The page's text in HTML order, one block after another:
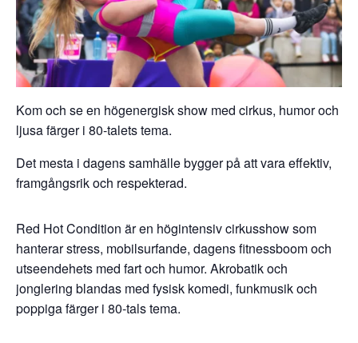
Kom och se en högenergisk show med cirkus, humor och
ljusa färger i 80-talets tema.
Det mesta i dagens samhälle bygger på att vara effektiv,
framgångsrik och respekterad.
Red Hot Condition är en högintensiv cirkusshow som
hanterar stress, mobilsurfande, dagens fitnessboom och
utseendehets med fart och humor. Akrobatik och
jonglering blandas med fysisk komedi, funkmusik och
poppiga färger i 80-tals tema.